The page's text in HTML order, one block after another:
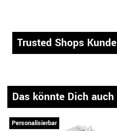
Trusted Shops
Das könnte Dich
Personalisierbar